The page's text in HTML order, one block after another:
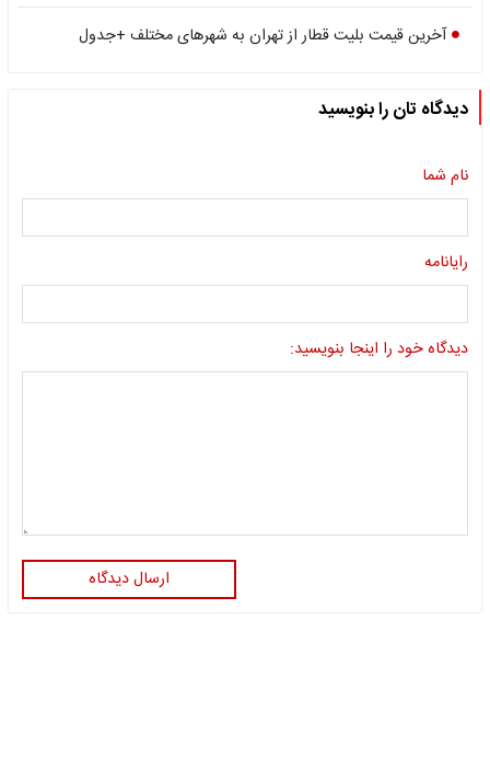
آخرین قیمت بلیت قطار از تهران به شهرهای مختلف +جدول
دیدگاه تان را بنویسید
نام شما
رایانامه
دیدگاه خود را اینجا بنویسید:
ارسال دیدگاه